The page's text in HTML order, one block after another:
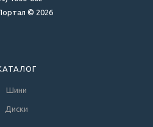
© 2026
Шини
Диски